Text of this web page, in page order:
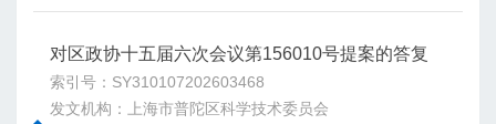
对区政协十五届六次会议第156010号提案的答复
索引号：SY310107202603468
发文机构：上海市普陀区科学技术委员会